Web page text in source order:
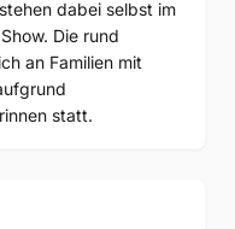
dabei selbst im
Die rund
an Familien mit
statt.